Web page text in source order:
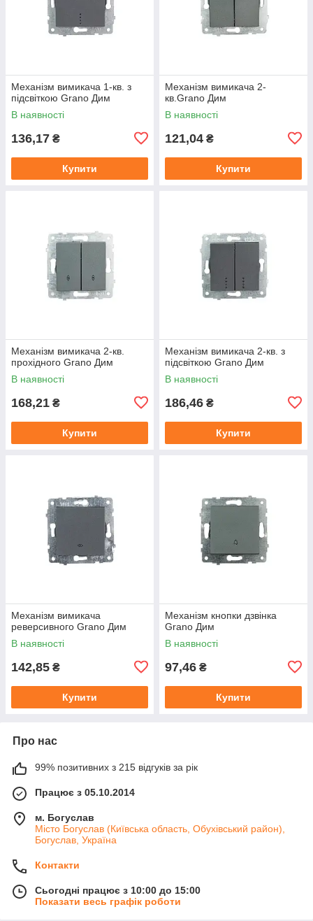
Механізм вимикача 1-кв. з
підсвіткою Grano Дим
В наявності
136,17 ₴
Купити
Механізм вимикача 2-
кв.Grano Дим
В наявності
121,04 ₴
Купити
Механізм вимикача 2-кв.
прохідного Grano Дим
В наявності
168,21 ₴
Купити
Механізм вимикача 2-кв. з
підсвіткою Grano Дим
В наявності
186,46 ₴
Купити
Механізм вимикача
реверсивного Grano Дим
В наявності
142,85 ₴
Купити
Механізм кнопки дзвінка
Grano Дим
В наявності
97,46 ₴
Купити
Про нас
99% позитивних з 215 відгуків за рік
Працює з 05.10.2014
м. Богуслав
Місто Богуслав (Київська область, Обухівський район),
Богуслав, Україна
Контакти
Сьогодні працює з 10:00 до 15:00
Показати весь графік роботи